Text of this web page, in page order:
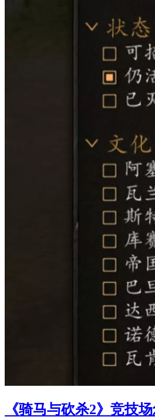
《骑马与砍杀2》竞技